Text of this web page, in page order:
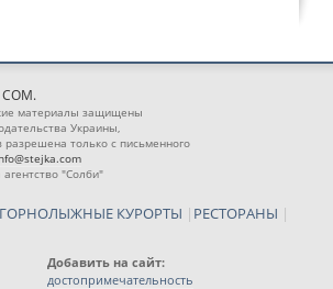
материалы защищены
Украины,
разрешена только с письменного
"Солби"
ГОРНОЛЫЖНЫЕ КУРОРТЫ | РЕСТОРАНЫ |
Добавить на сайт:
достопримечательность